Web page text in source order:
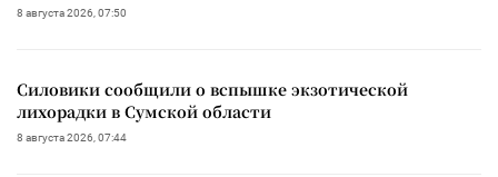
8 августа 2026, 07:50
Силовики сообщили о вспышке экзотической
лихорадки в Сумской области
8 августа 2026, 07:44